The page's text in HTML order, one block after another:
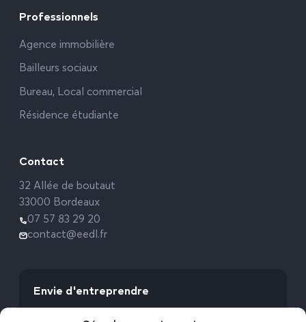
Professionnels
Agence immobilière
Bailleurs sociaux
Bureau, Local commercial
Résidence étudiante
Contact
32 Allée de boutaut
33000 Bordeaux
07 57 83 29 20
contact@eedl.fr
Envie d'entreprendre